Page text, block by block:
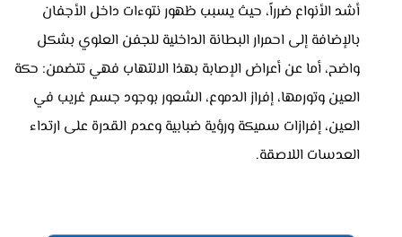
أشد الأنواع ضرراً، حيث يسبب ظهور نتوءات داخل الأجفان
بالإضافة إلى احمرار البطانة الداخلية للجفن العلوي بشكل
واضح، أما عن أعراض الإصابة بهذا الالتهاب فهي تتضمن: حكة
العين وتورمها، إفراز الدموع، الشعور بوجود جسم غريب في
العين، إفرازات سميكة ورؤية ضبابية وعدم القدرة على ارتداء
العدسات اللاصقة.